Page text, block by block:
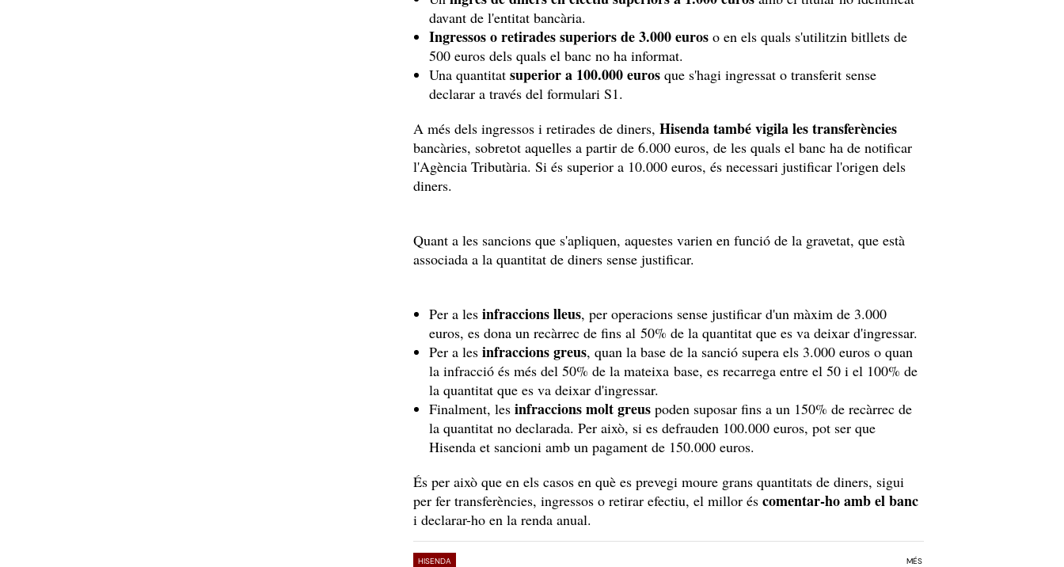
davant de l'entitat bancària.
Ingressos o retirades superiors de 3.000 euros o en els quals s'utilitzin bitllets de
500 euros dels quals el banc no ha informat.
Una quantitat superior a 100.000 euros que s'hagi ingressat o transferit sense
declarar a través del formulari S1.
A més dels ingressos i retirades de diners, Hisenda també vigila les transferències
bancàries, sobretot aquelles a partir de 6.000 euros, de les quals el banc ha de notificar
l'Agència Tributària. Si és superior a 10.000 euros, és necessari justificar l'origen dels
diners.
Quant a les sancions que s'apliquen, aquestes varien en funció de la gravetat, que està
associada a la quantitat de diners sense justificar.
Per a les infraccions lleus, per operacions sense justificar d'un màxim de 3.000
euros, es dona un recàrrec de fins al 50% de la quantitat que es va deixar d'ingressar.
Per a les infraccions greus, quan la base de la sanció supera els 3.000 euros o quan
la infracció és més del 50% de la mateixa base, es recarrega entre el 50 i el 100% de
la quantitat que es va deixar d'ingressar.
Finalment, les infraccions molt greus poden suposar fins a un 150% de recàrrec de
la quantitat no declarada. Per això, si es defrauden 100.000 euros, pot ser que
Hisenda et sancioni amb un pagament de 150.000 euros.
És per això que en els casos en què es prevegi moure grans quantitats de diners, sigui
per fer transferències, ingressos o retirar efectiu, el millor és comentar-ho amb el banc
i declarar-ho en la renda anual.
HISENDA MÉS